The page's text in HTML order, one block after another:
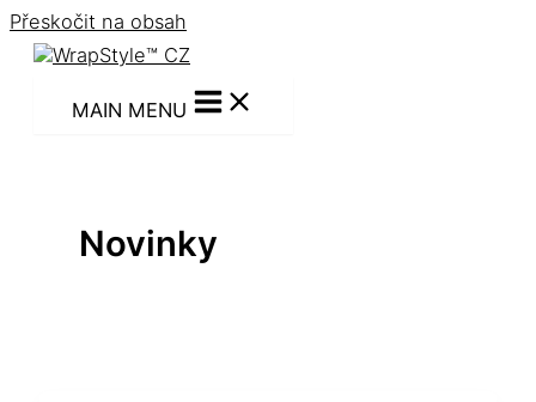
Přeskočit na obsah
MAIN MENU
Novinky